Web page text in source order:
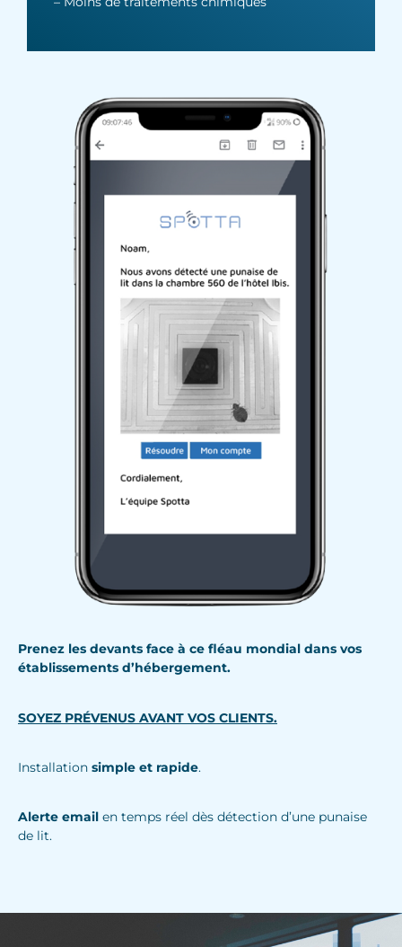
Prenez les devants face à ce fléau mondial dans vos
établissements d’hébergement.
SOYEZ PRÉVENUS AVANT VOS CLIENTS.
Installation simple et rapide.
Alerte email en temps réel dès détection d’une punaise
de lit.